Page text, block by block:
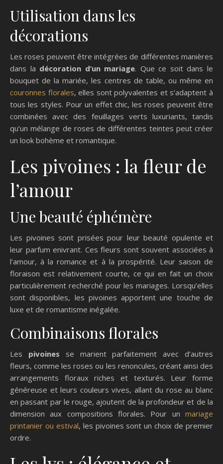
Utilisation dans les
décorations
Les roses peuvent être intégrées de différentes manières
dans la décoration d’un mariage. Que ce soit dans le
bouquet de la mariée, les centres de table, ou même en
couronnes florales, elles sont polyvalentes et s’adaptent à
tous les styles. Pour un effet chic, les roses peuvent être
combinées avec des feuillages verts luxuriants, tandis
qu’un mélange de roses de différentes teintes peut créer
un look bohème et romantique.
Les pivoines : la fleur de
l’amour
Une beauté éphémère
Les pivoines sont prisées pour leur beauté opulente et
leur parfum enivrant. Ces fleurs sont souvent associées à
l’amour, à la romance et à la prospérité. Leur saison de
floraison est relativement courte, ce qui en fait un choix
particulièrement recherché pour les mariages. Lorsqu’elles
sont disponibles, les pivoines apportent une touche de
luxe et de romantisme inégalée.
Combinaisons florales
Les pivoines se marient parfaitement avec d’autres
fleurs, comme les roses ou les renoncules, créant ainsi des
arrangements floraux riches et texturés. Leur forme
généreuse et leurs couleurs vives, allant du rose au blanc
en passant par le rouge, ajoutent de la profondeur et de la
dimension aux compositions florales. Pour un mariage
printanier ou estival, les pivoines sont un choix de premier
ordre.